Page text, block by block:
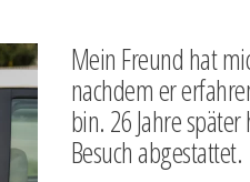
Mein Freund hat
nachdem er
bin. 26 Jahre
Besuch abgestattet.